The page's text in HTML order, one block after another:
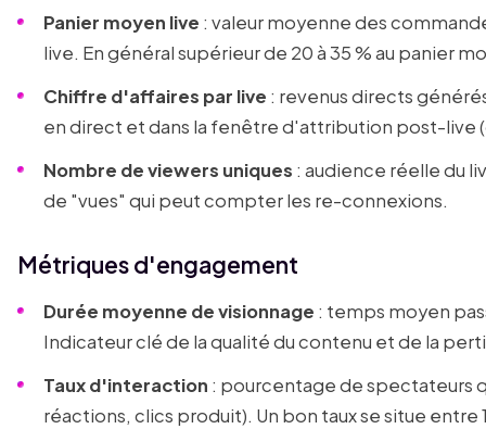
Panier moyen live : valeur moyenne des
live. En général supérieur de 20 à 35 % au panier
Chiffre d'affaires par live : revenus directs
en direct et dans la fenêtre d'attribution post-live
Nombre de viewers uniques : audience réelle du
de "vues" qui peut compter les re-connexions.
Métriques d'engagement
Durée moyenne de visionnage : temps moyen
Indicateur clé de la qualité du contenu et de la
Taux d'interaction : pourcentage de spectateurs
réactions, clics produit). Un bon taux se situe entre